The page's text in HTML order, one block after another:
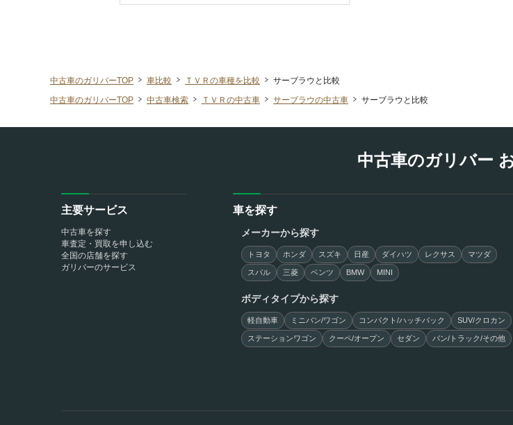
中古車のガリバーTOP 車比較 ＴＶＲの車種を比較
サーブラウと比較
中古車のガリバーTOP
中古車検索 ＴＶＲの中古車 サーブラウの中古車 サーブラウと比較
中古車のガリバー
主要サービス
中古車を探す
車査定・買取を申し込む
全国の店舗を探す
ガリバーのサービス
車を探す
メーカーから探す
トヨタ ホンダ スズキ 日産 ダイハツ レクサス マツダ
スバル 三菱 ベンツ BMW MINI
ボディタイプから探す
軽自動車 ミニバン/ワゴン コンパクト/ハッチバック SUV/クロカン
ステーションワゴン クーペ/オープン セダン バン/トラック/その他